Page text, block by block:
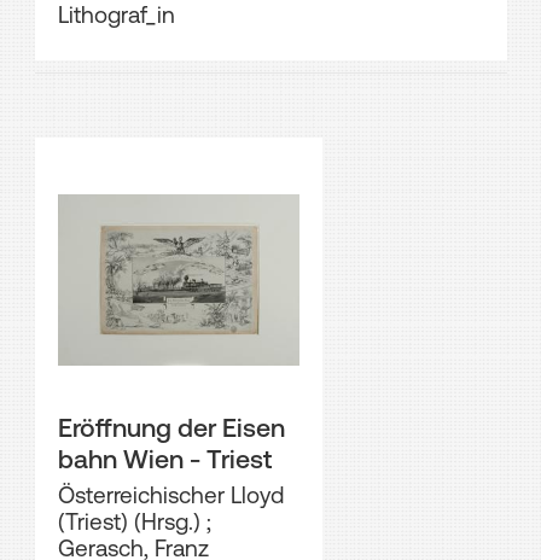
Lithograf_in
Eröffnung der Eisen
bahn Wien - Triest
Österreichischer Lloyd
(Triest) (Hrsg.) ;
Gerasch, Franz